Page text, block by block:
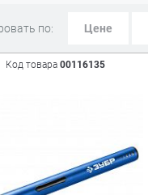
по: Цене
Код товара 00116135